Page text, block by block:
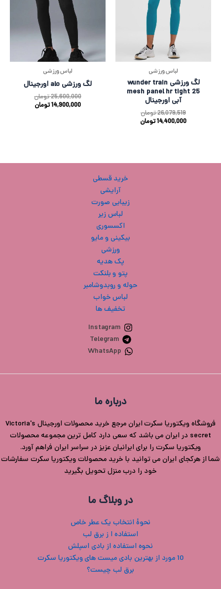
لباس ورزشی
لگ ورزشی wunder train
mesh panel hr tight 25
آبی اورجینال
26,079,519تومان
14,400,000تومان
لباس ورزشی
لگ ورزشی alo اورجینال
25,600,000تومان
14,900,000تومان
خرید قسطی
آرایشی
زیبایی صورت
لباس زیر
اکسسوری
بیکینی و مایو
ورزشی
پک هدیه
پتو و بلنکت
حوله و روبدوشامبر
لباس خواب
تخفیف ها
Instagram
Telegram
WhatsApp
درباره ما
فروشگاه ویکتوریا سکرت ایران مرجع خرید محصولات اورجینال Victoria's
secret در ایران می باشد که سعی دارد کامل ترین مجموعه محصولات
ویکتوریا سکرت را برای ایرانیان عزیز در سراسر ایران فراهم آورد.
شما از هرکجای ایران می توانید با خرید محصولات ویکتوریا سکرت سفارشات
خود را درب منزل تحویل بگیرید
در وبلاگ ما
نحوۀ انتخاب یک عطر خاص
استفاده ا ز برق لب
نحوه استفاده از بادی اسپلش
10 مورد از بهترین بادی میست های ویکتوریا سکرت
برق لب چیست؟